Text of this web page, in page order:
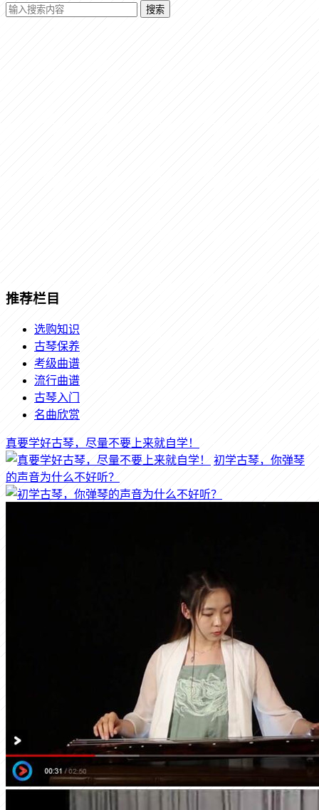
搜索
推荐栏目
选购知识
古琴保养
考级曲谱
流行曲谱
古琴入门
名曲欣赏
真要学好古琴，尽量不要上来就自学！
初学古琴，你弹琴
的声音为什么不好听？